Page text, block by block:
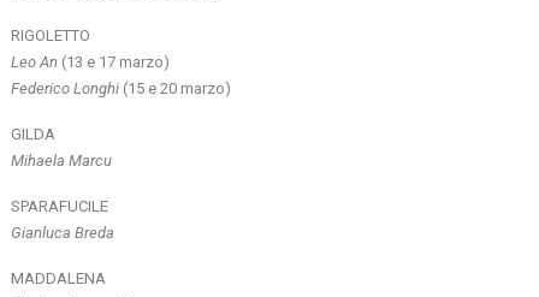
RIGOLETTO
Leo An (13 e 17 marzo)
Federico Longhi (15 e 20 marzo)
GILDA
Mihaela Marcu
SPARAFUCILE
Gianluca Breda
MADDALENA